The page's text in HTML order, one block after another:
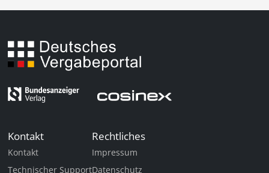
Kontakt
Kontakt
Technischer Support
Rechtliches
Impressum
Datenschutz